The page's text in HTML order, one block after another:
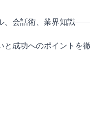
、会話術、業界知識――
成功へのポイントを徹